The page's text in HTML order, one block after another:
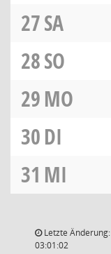
27SA
28SO
29MO
30DI
31 MI
Letzte
03:01:02